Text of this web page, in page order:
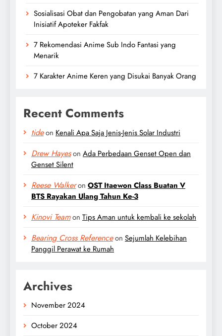
Sosialisasi Obat dan Pengobatan yang Aman Dari
Inisiatif Apoteker Fakfak
7 Rekomendasi Anime Sub Indo Fantasi yang
Menarik
7 Karakter Anime Keren yang Disukai Banyak Orang
Recent Comments
tideon Kenali Apa Saja Jenis-Jenis Solar Industri
Drew Hayeson Ada Perbedaan Genset Open dan
Genset Silent
Reese Walkeron OST Itaewon Class Buatan V
BTS Rayakan Ulang Tahun Ke-3
Kinovi Teamon Tips Aman untuk kembali ke sekolah
Bearing Cross Referenceon Sejumlah Kelebihan
Panggil Perawat ke Rumah
Archives
November 2024
October 2024